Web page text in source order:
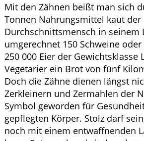
Mit den Zähnen beißt man sich
Tonnen Nahrungsmittel kaut der
Durchschnittsmensch in seinem
umgerechnet 150 Schweine
250 000 Eier der Gewichtsklasse
Vegetarier ein Brot von fünf
Doch die Zähne dienen längst
Zerkleinern und Zermahlen der
Symbol geworden für
gepflegten Körper. Stolz darf
noch mit einem entwaffnenden